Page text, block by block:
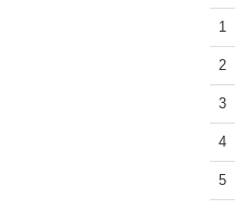
1
2
3
4
5